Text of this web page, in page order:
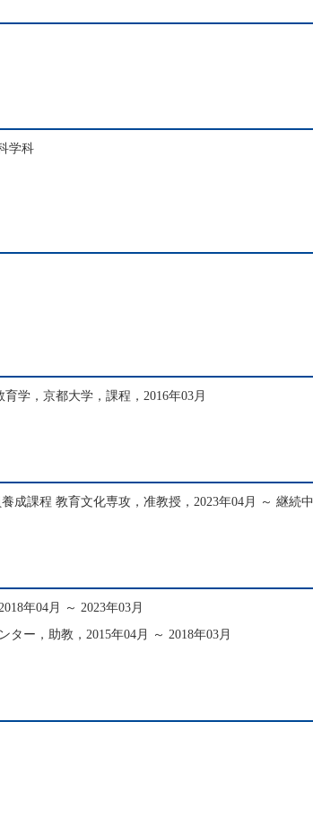
学科
学，京都大学，課程，2016年03月
成課程 教育文化専攻，准教授，2023年04月 ～ 継続中
年04月 ～ 2023年03月
ー，助教，2015年04月 ～ 2018年03月